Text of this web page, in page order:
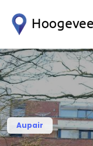
Aupair